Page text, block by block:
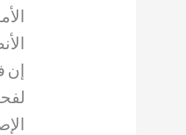
إن